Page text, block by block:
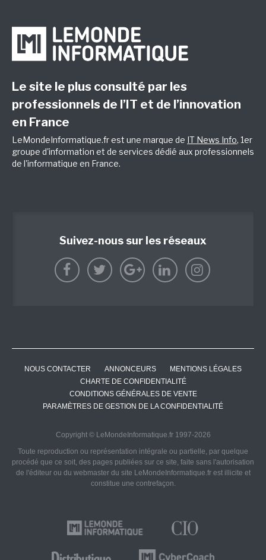
Le site le plus consulté par les
professionnels de l’IT et de l’innovation
en France
LeMondeInformatique.fr est une marque de IT News Info, 1er
groupe d'information et de services dédié aux professionnels
de l'informatique en France.
Suivez-nous sur les réseaux
NOUS CONTACTER ANNONCEURS
MENTIONS LÉGALES
CHARTE DE CONFIDENTIALITÉ
CONDITIONS GÉNÉRALES DE VENTE
PARAMÈTRES DE GESTION DE LA CONFIDENTIALITÉ
Copyright © LeMondeInformatique.fr 1997-2026
Toute reproduction ou représentation intégrale ou partielle, par quelque
procédé que ce soit, des pages publiées sur ce site, faite sans l'autorisation
de l'éditeur ou du webmaster du site LeMondeInformatique.fr est illicite et
constitue une contrefaçon.